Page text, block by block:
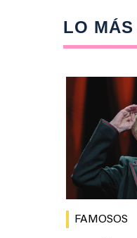
LO
FAMOSOS